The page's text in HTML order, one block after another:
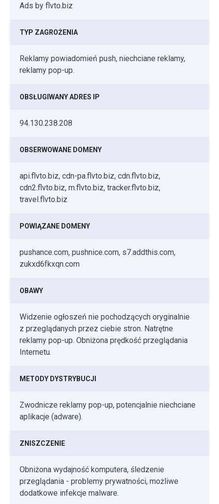
Ads by flvto.biz
TYP ZAGROŻENIA
Reklamy powiadomień push, niechciane reklamy,
reklamy pop-up.
OBSŁUGIWANY ADRES IP
94.130.238.208
OBSERWOWANE DOMENY
api.flvto.biz, cdn-pa.flvto.biz, cdn.flvto.biz,
cdn2.flvto.biz, m.flvto.biz, tracker.flvto.biz,
travel.flvto.biz
POWIĄZANE DOMENY
pushance.com, pushnice.com, s7.addthis.com,
zukxd6fkxqn.com
OBAWY
Widzenie ogłoszeń nie pochodzących oryginalnie
z przeglądanych przez ciebie stron. Natrętne
reklamy pop-up. Obniżona prędkość przeglądania
Internetu.
METODY DYSTRYBUCJI
Zwodnicze reklamy pop-up, potencjalnie niechciane
aplikacje (adware).
ZNISZCZENIE
Obniżona wydajność komputera, śledzenie
przeglądania - problemy prywatności, możliwe
dodatkowe infekcje malware.